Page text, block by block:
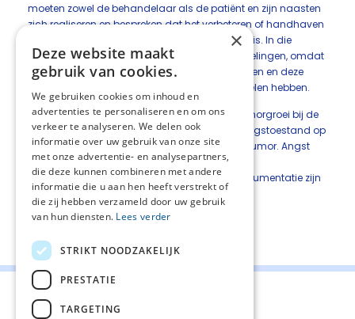
moeten zowel de behandelaar als de patiënt en zijn naasten
zich realiseren en bespreken dat het verbeteren of handhaven
van de voedingstoestand niet meer haalbaar is. In die
situatie wordt afgezien van bepaalde behandelingen, omdat
hiervan geen zinvol effect verwacht mag worden en deze
behandelingen dan meer nadelen dan voordelen hebben.
Er is geen bewijs dat (par)enterale voeding tumorgroei bij de
mens bevordert. Een verbetering van de voedingstoestand op
zichzelf resulteert niet in een sneller groeiende tumor. Angst
voor progressie van de ziekte als gevolg van
voedingsinterventies mag dan ook niet de argumentatie zijn
om af te zien van voedingsinterventies.
Deel deze pagina:
×
Deze website maakt
gebruik van cookies.
We gebruiken cookies om inhoud en
advertenties te personaliseren en om ons
verkeer te analyseren. We delen ook
informatie over uw gebruik van onze site
met onze advertentie- en analysepartners,
die deze kunnen combineren met andere
informatie die u aan hen heeft verstrekt of
die zij hebben verzameld door uw gebruik
van hun diensten. Lees verder
STRIKT NOODZAKELIJK
PRESTATIE
TARGETING